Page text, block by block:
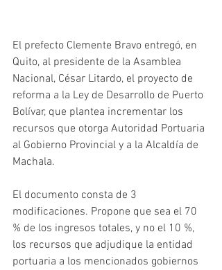
El prefecto Clemente Bravo entregó, en
Quito, al presidente de la Asamblea
Nacional, César Litardo, el proyecto de
reforma a la Ley de Desarrollo de Puerto
Bolívar, que plantea incrementar los
recursos que otorga Autoridad Portuaria
al Gobierno Provincial y a la Alcaldía de
Machala.
El documento consta de 3
modificaciones. Propone que sea el 70
% de los ingresos totales, y no el 10 %,
los recursos que adjudique la entidad
portuaria a los mencionados gobiernos